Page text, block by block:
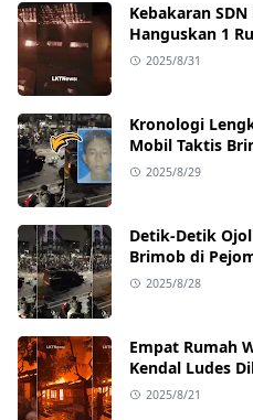
Kebakaran
Hanguskan 1
2025/8/31
Kronologi
Mobil Taktis
Ternyata
2025/8/29
Detik-Detik
Brimob di
2025/8/28
Empat Rumah
Kendal Ludes
2025/8/21